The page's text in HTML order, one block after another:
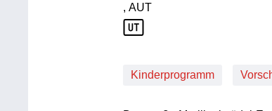
Produktionsland: AUT
, AUT
Kinderprogramm